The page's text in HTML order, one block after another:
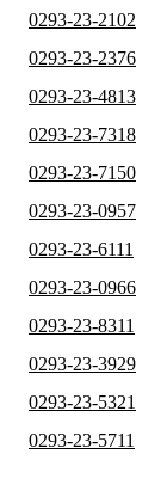
0293-23-2102
0293-23-2376
0293-23-4813
0293-23-7318
0293-23-7150
0293-23-0957
0293-23-6111
0293-23-0966
0293-23-8311
0293-23-3929
0293-23-5321
0293-23-5711